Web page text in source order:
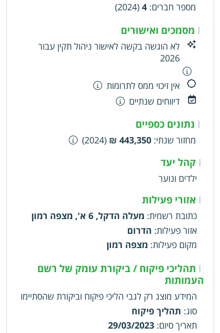
מספר חברים:
4
(2024)
| מסמכים ואישורים
לא הוגשה בקשה לאישור ניהול תקין עבור
2026
אין זיכוי ממס לתרומות
דיווחים שנתיים
| נתונים כספיים
מחזור שנתי:
443,350 ₪
(2024)
|קהל יעד
ילדים ונוער
| אזורי פעילות
כתובת רשמית: מעלה הדקל, 6 א', מצפה רמון
אזור פעילות: הדרום
מקום פעילות: מצפה רמון
| תהליכי פיקוח / ביקורת עומק של רשם
העמותות
המידע מוצג רק לגבי הליכי פיקוח וביקורת שהסתיימו
סוג: תהליך פיקוח
תאריך סיום:
29/03/2023